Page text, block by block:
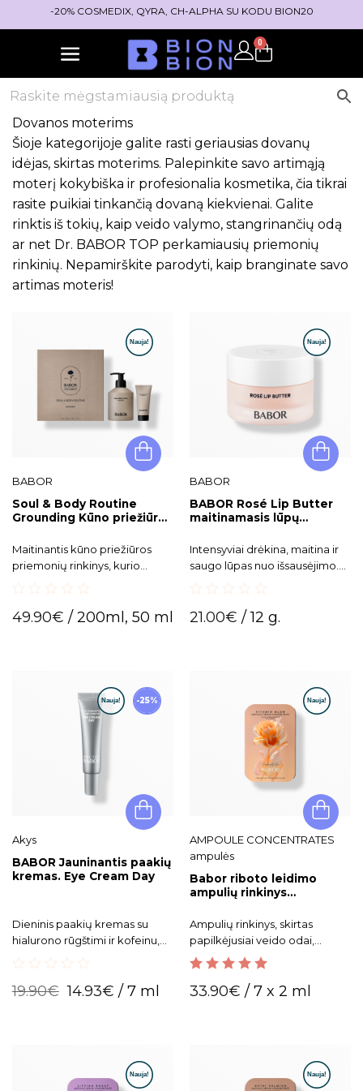
-20% COSMEDIX, QYRA, CH-ALPHA SU KODU BION20
0
Dovanos moterims
Šioje kategorijoje galite rasti geriausias dovanų
idėjas, skirtas moterims. Palepinkite savo artimąją
moterį kokybiška ir profesionalia kosmetika, čia tikrai
rasite puikiai tinkančią dovaną kiekvienai. Galite
rinktis iš tokių, kaip veido valymo, stangrinančių odą
ar net Dr. BABOR TOP perkamiausių priemonių
rinkinių. Nepamirškite parodyti, kaip branginate savo
artimas moteris!
BABOR
Soul & Body Routine
Grounding Kūno priežiūros
Maitinantis kūno priežiūros
priemonių rinkinys, kurio
harmonijos pojūtį.
out
49.90€ / 200ml, 50 ml
BABOR
BABOR Rosé Lip Butter
maitinamasis lūpų
Intensyviai drėkina, maitina ir
saugo lūpas nuo išsausėjimo.
subtilų rožinį atspalvį ir
out
21.00€ / 12 g.
-25%
Akys
BABOR Jauninantis paakių
kremas. Eye Cream Day
Dieninis paakių kremas su
hialurono rūgštimi ir kofeinu,
out
19.90€ 14.93€ / 7 ml
AMPOULE CONCENTRATES
ampulės
Babor riboto leidimo
ampulių rinkinys
praradusiai odai Vitamin
Glow
Ampulių rinkinys, skirtas
papilkėjusiai veido odai,
užtikrina švytinčią bei skaisčią
odą.
out of 5
33.90€ / 7 x 2 ml